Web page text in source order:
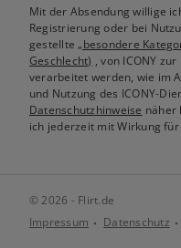
Mit der Absendung willige
Registrierung oder bei
gestellte„besondere
Geschlecht) , von ICONY
verarbeitet werden, wie im
und Nutzung des ICONY-
Datenschutzhinweise näher
ich jederzeit mit Wirkung
© 2026 - Flirt.de
Impressum
Datenschutz